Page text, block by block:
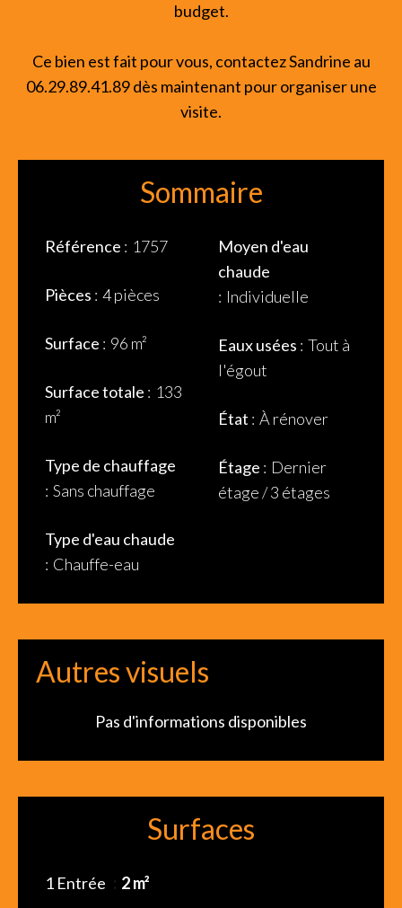
budget.
Ce bien est fait pour vous, contactez Sandrine au
06.29.89.41.89 dès maintenant pour organiser une
visite.
Sommaire
Référence 1757
Pièces 4 pièces
Surface 96 m²
Surface totale
133
m²
Type de chauffage
Sans chauffage
Type d'eau chaude
Chauffe-eau
Moyen d'eau
chaude
Individuelle
Eaux usées Tout à
l'égout
État À rénover
Étage
Dernier
étage / 3 étages
Autres visuels
Pas d'informations disponibles
Surfaces
1 Entrée 2 m²